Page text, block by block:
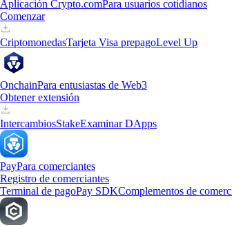
Aplicación Crypto.comPara usuarios cotidianos
Comenzar
CriptomonedasTarjeta Visa prepagoLevel Up
OnchainPara entusiastas de Web3
Obtener extensión
IntercambiosStakeExaminar DApps
PayPara comerciantes
Registro de comerciantes
Terminal de pagoPay SDKComplementos de